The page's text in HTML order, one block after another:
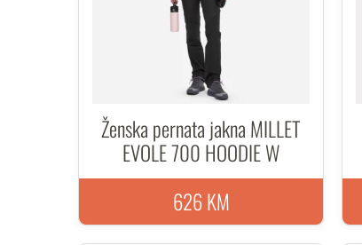
Ženska pernata jakna MILLET
EVOLE 700 HOODIE W
626 KM